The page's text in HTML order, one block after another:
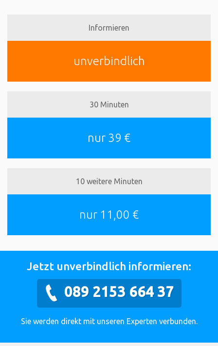
Informieren
unverbindlich
30 Minuten
nur 39 €
10 weitere Minuten
nur 11,00 €
Jetzt unverbindlich informieren:
089 2153 664 37
Sie werden direkt mit unseren Experten verbunden.